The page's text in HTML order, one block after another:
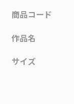
商品コード
作品名
サイズ